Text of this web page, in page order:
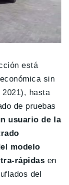
está
sin
2021), hasta
de pruebas
usuario de la
modelo
rápidas en
del